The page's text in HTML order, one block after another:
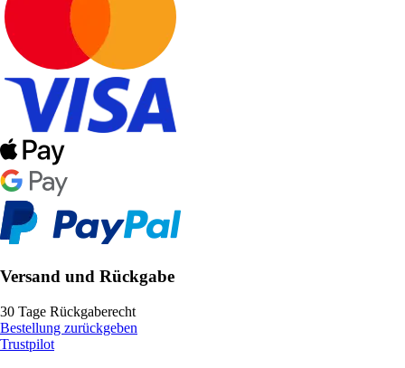
Versand und Rückgabe
30 Tage Rückgaberecht
Bestellung zurückgeben
Trustpilot